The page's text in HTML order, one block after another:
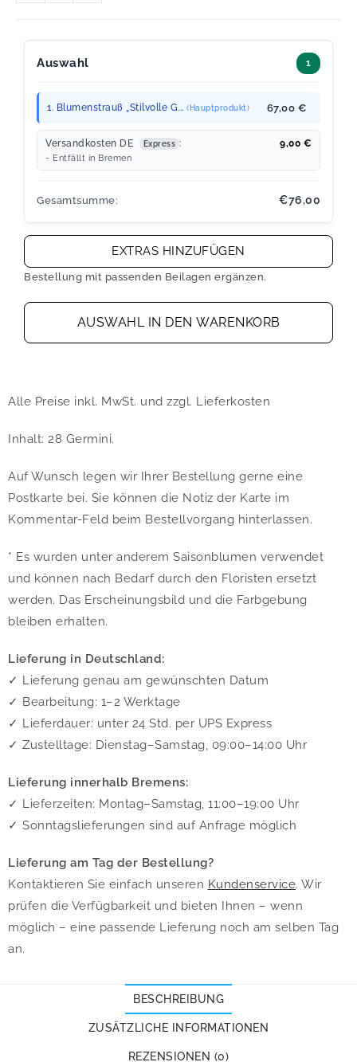
Auswahl 1
1. Blumenstrauß „Stilvolle G... (Hauptprodukt) 67,00 €
Versandkosten DE Express : 9,00 €
- Entfällt in Bremen
Gesamtsumme: €76,00
EXTRAS HINZUFÜGEN
Bestellung mit passenden Beilagen ergänzen.
AUSWAHL IN DEN WARENKORB
Alle Preise inkl. MwSt. und zzgl. Lieferkosten
Inhalt: 28 Germini.
Auf Wunsch legen wir Ihrer Bestellung gerne eine
Postkarte bei. Sie können die Notiz der Karte im
Kommentar-Feld beim Bestellvorgang hinterlassen.
* Es wurden unter anderem Saisonblumen verwendet
und können nach Bedarf durch den Floristen ersetzt
werden. Das Erscheinungsbild und die Farbgebung
bleiben erhalten.
Lieferung in Deutschland:
✓ Lieferung genau am gewünschten Datum
✓ Bearbeitung: 1–2 Werktage
✓ Lieferdauer: unter 24 Std. per UPS Express
✓ Zustelltage: Dienstag–Samstag, 09:00–14:00 Uhr
Lieferung innerhalb Bremens:
✓ Lieferzeiten: Montag–Samstag, 11:00–19:00 Uhr
✓ Sonntagslieferungen sind auf Anfrage möglich
Lieferung am Tag der Bestellung?
Kontaktieren Sie einfach unseren Kundenservice. Wir
prüfen die Verfügbarkeit und bieten Ihnen – wenn
möglich – eine passende Lieferung noch am selben Tag
an.
BESCHREIBUNG
ZUSÄTZLICHE INFORMATIONEN
REZENSIONEN (0)